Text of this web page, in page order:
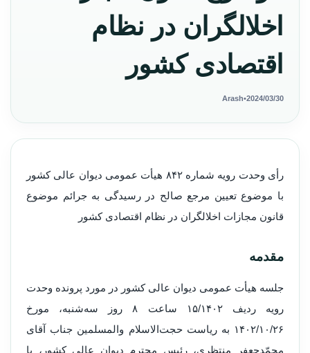
اخلالگران در نظام
اقتصادی کشور
2024/03/30
•
Arash
رأی وحدت رویه شماره ۸۴۲ هیأت عمومی دیوان عالی کشور
با موضوع تعیین مرجع صالح در رسیدگی به جرائم موضوع
قانون مجازات اخلالگران در نظام اقتصادی کشور
مقدمه
جلسه هیأت ‌عمومی دیوان عالی کشور در مورد پرونده وحدت
رویه ردیف ۱۵/۱۴۰۲ ساعت ۸ روز سه‌شنبه، مورخ
۱۴۰۲/۱۰/۲۶ به ‌ریاست حجت‌الاسلام‌ والمسلمین جناب آقای
محمّدجعفر منتظری، رئیس محترم دیوان ‌‌عالی ‌‌کشور، با